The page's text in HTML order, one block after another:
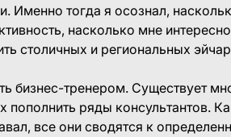
Именно тогда я осознал,
насколько мне
столичных и региональных
бизнес-тренером. Существует
ряды консультантов.
все они сводятся к